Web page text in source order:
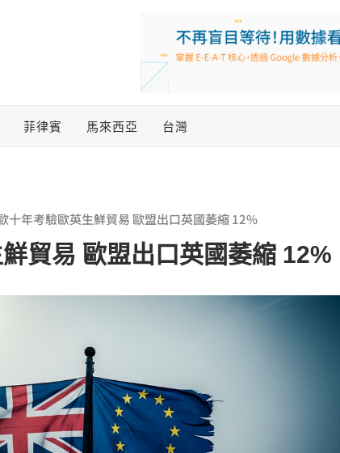
菲律賓 馬來西亞 台灣
十年考驗歐英生鮮貿易 歐盟出口英國萎縮 12%
貿易 歐盟出口英國萎縮 12%